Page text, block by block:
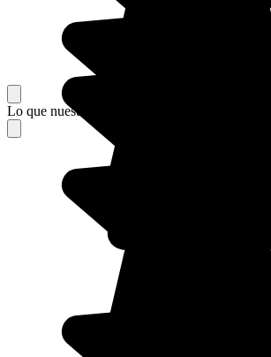
Lo que nuestros viajeros piensan de su estancia